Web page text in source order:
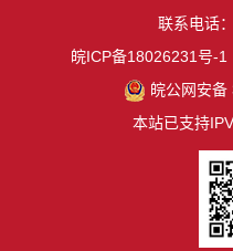
联系电话
皖ICP备18026231号-1
皖公网安
本站已支持